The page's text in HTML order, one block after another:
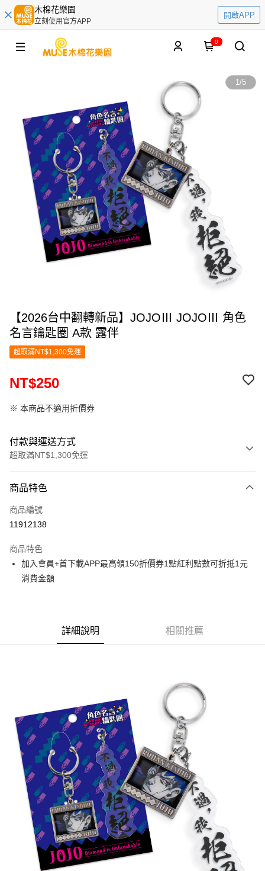
木棉花樂園
立刻使用官方APP
開啟APP
0
1/5
【2026台中翻轉新品】JOJOⅢ JOJOⅢ 角色
名言鑰匙圈 A款 露伴
超取滿NT$1,300免運
NT$250
※ 本商品不適用折價券
付款與運送方式
超取滿NT$1,300免運
信用卡一次付款
超商取貨付款
Apple Pay
悠遊付
每筆NT$65，滿NT$1,300(含以上)免運費
付款後全家取貨
每筆NT$65，滿NT$1,300(含以上)免運費
(不開放使用，請勿選取）
每筆NT$9,999
7-11取貨付款
每筆NT$65，滿NT$1,300(含以上)免運費
付款後7-11取貨
每筆NT$65，滿NT$1,300(含以上)免運費
商品特色
商品編號
11912138
商品特色
加入會員+首下載APP最高領150折價券1點紅利點數可折抵1元
消費金額
詳細說明 相關推薦